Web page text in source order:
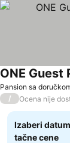
Pansion sa
ONE Guest
/ Ocena nije
Izaberi
tačne cene